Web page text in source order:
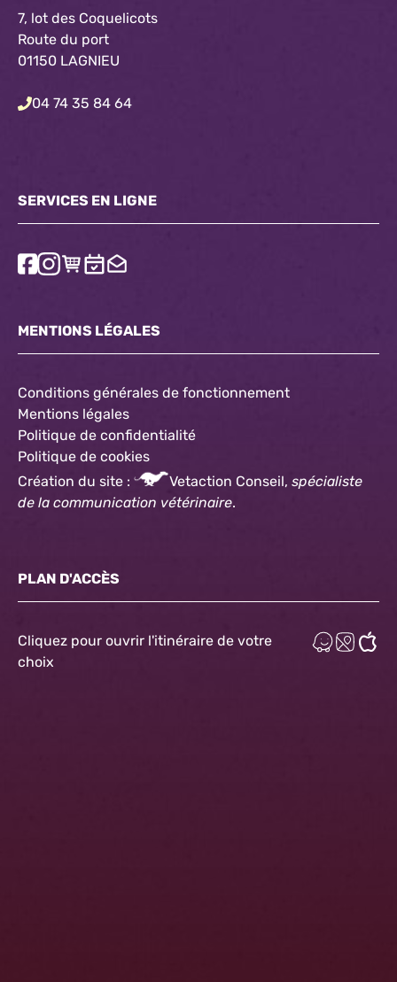
7, lot des Coquelicots
Route du port
01150 LAGNIEU
04 74 35 84 64
SERVICES EN LIGNE
MENTIONS LÉGALES
Conditions générales de fonctionnement
Mentions légales
Politique de confidentialité
Politique de cookies
Création du site :
Vetaction Conseil, spécialiste
de la communication vétérinaire.
PLAN D'ACCÈS
Cliquez pour ouvrir l'itinéraire de votre
choix